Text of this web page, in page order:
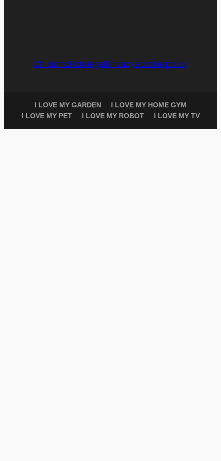
Chi siamoNote legaliPrivacy e cookie policy
I LOVE MY GARDEN
I LOVE MY HOME GYM
I LOVE MY PET
I LOVE MY ROBOT I LOVE MY TV